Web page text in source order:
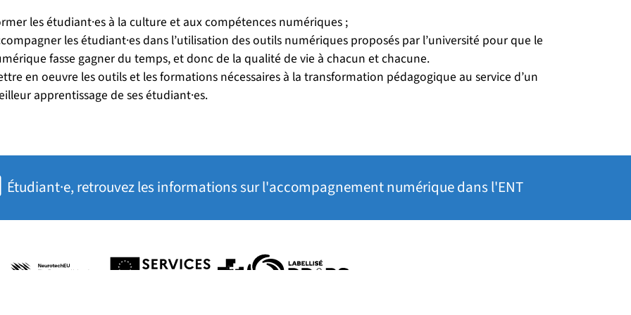
les étudiant·es à la culture et aux compétences numériques ;
les étudiant·es dans l’utilisation des outils numériques proposés par l’université pour que le
fasse gagner du temps, et donc de la qualité de vie à chacun et chacune.
en oeuvre les outils et les formations nécessaires à la transformation pédagogique au service d’un
apprentissage de ses étudiant·es.
Étudiant·e, retrouvez les informations sur l'accompagnement numérique dans l'ENT
sociaux